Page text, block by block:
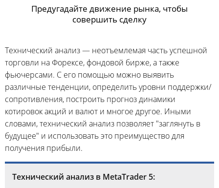
Предугадайте движение рынка, чтобы
совершить сделку
Технический анализ — неотъемлемая часть успешной
торговли на Форексе, фондовой бирже, а также
фьючерсами. С его помощью можно выявить
различные тенденции, определить уровни поддержки/
сопротивления, построить прогноз динамики
котировок акций и валют и многое другое. Иными
словами, технический анализ позволяет "заглянуть в
будущее" и использовать это преимущество для
получения прибыли.
Технический анализ в MetaTrader 5: